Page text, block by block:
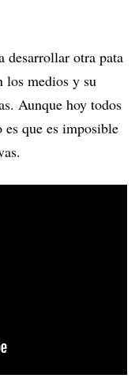
desarrollar otra pata
los medios y su
Aunque hoy todos
que es imposible